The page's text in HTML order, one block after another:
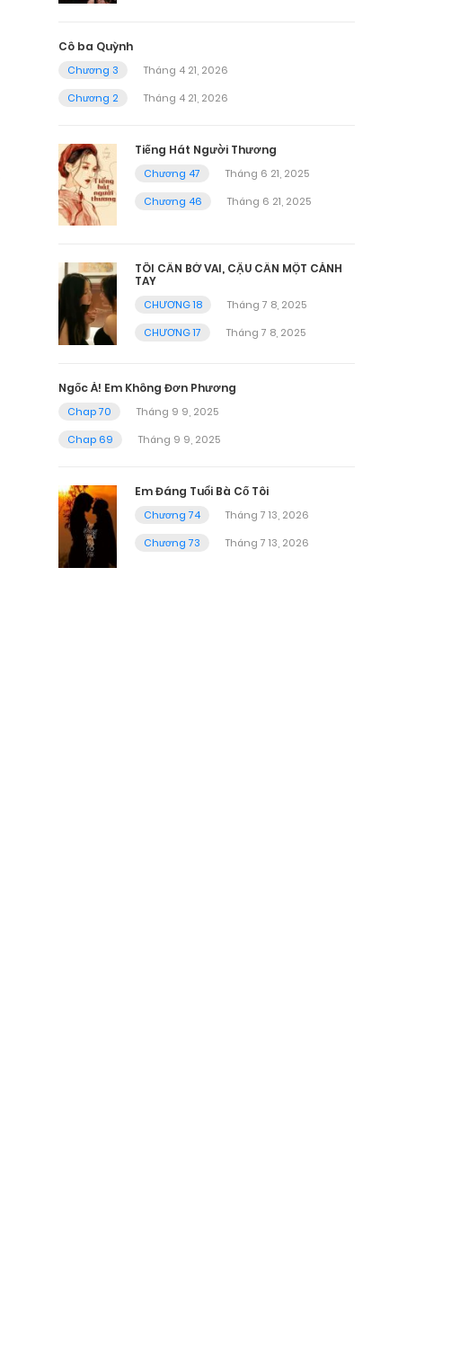
Cô ba Quỳnh
Chương 3
Tháng 4 21, 2026
Chương 2
Tháng 4 21, 2026
Tiếng Hát Người Thương
Chương 47
Tháng 6 21, 2025
Chương 46
Tháng 6 21, 2025
TÔI CẦN BỜ VAI, CẬU CẦN MỘT CÁNH
TAY
CHƯƠNG 18
Tháng 7 8, 2025
CHƯƠNG 17
Tháng 7 8, 2025
Ngốc À! Em Không Đơn Phương
Chap 70
Tháng 9 9, 2025
Chap 69
Tháng 9 9, 2025
Em Đáng Tuổi Bà Cố Tôi
Chương 74
Tháng 7 13, 2026
Chương 73
Tháng 7 13, 2026